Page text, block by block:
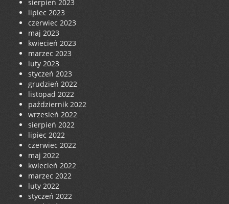
sierpień 2023
lipiec 2023
czerwiec 2023
maj 2023
kwiecień 2023
marzec 2023
luty 2023
styczeń 2023
grudzień 2022
listopad 2022
październik 2022
wrzesień 2022
sierpień 2022
lipiec 2022
czerwiec 2022
maj 2022
kwiecień 2022
marzec 2022
luty 2022
styczeń 2022